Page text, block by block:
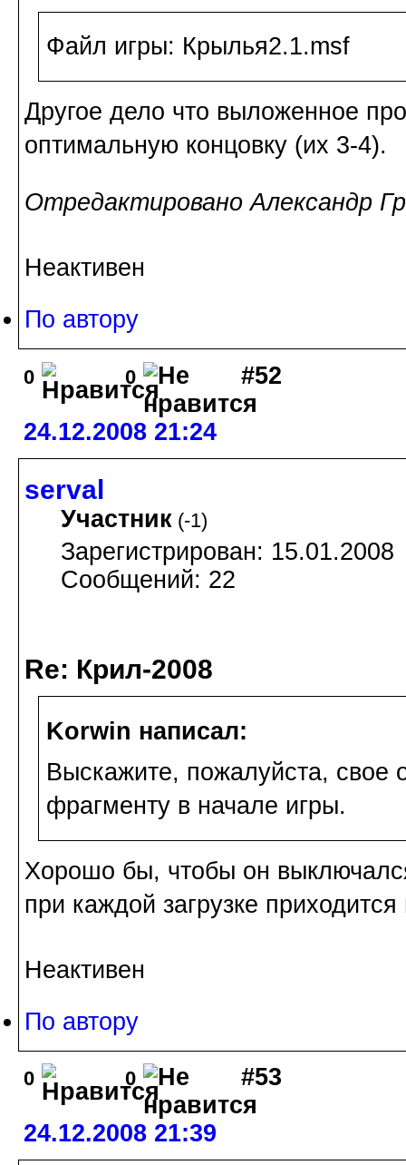
Файл игры: Крылья2.1.msf
Другое дело что выложенное
оптимальную концовку (их 3-4).
Отредактировано Александр
Неактивен
По автору
0 0 #52
24.12.2008 21:24
serval
Участник (-1)
Зарегистрирован: 15.01.2008
Сообщений: 22
Re: Крил-2008
Korwin написал:
Выскажите, пожалуйста, свое
фрагменту в начале игры.
Хорошо бы, чтобы он
при каждой загрузке
Неактивен
По автору
0 0 #53
24.12.2008 21:39